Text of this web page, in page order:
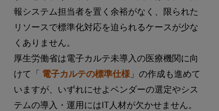
報システム担当者を置く余裕がなく、限られた
リソースで標準化対応を迫られるケースが少な
くありません。
厚生労働省は電子カルテ未導入の医療機関に向
けて「 電子カルテの標準仕様 」の作成も進めて
いますが、いずれにせよベンダーの選定やシス
テムの導入・運用にはIT人材が欠かせません。